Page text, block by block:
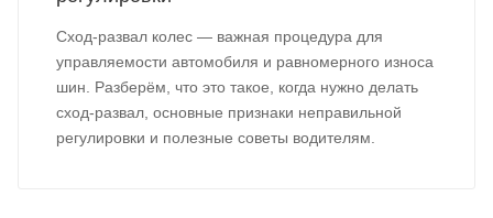
Сход-развал колес — важная процедура для
управляемости автомобиля и равномерного износа
шин. Разберём, что это такое, когда нужно делать
сход-развал, основные признаки неправильной
регулировки и полезные советы водителям.